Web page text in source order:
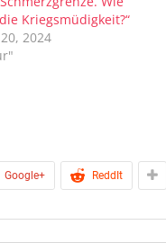
Kriegsmüdigkeit?“
2024
Google+ ReddIt